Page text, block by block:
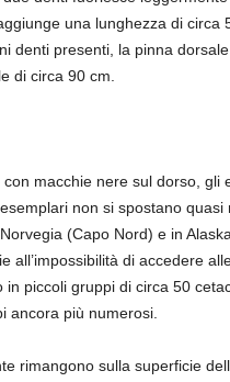
una lunghezza di circa
denti presenti, la pinna
di circa 90 cm.
macchie nere sul dorso, gli
non si spostano quasi
(Capo Nord) e in
all’impossibilità di accedere
piccoli gruppi di circa 50
ancora più numerosi.
rimangono sulla superficie